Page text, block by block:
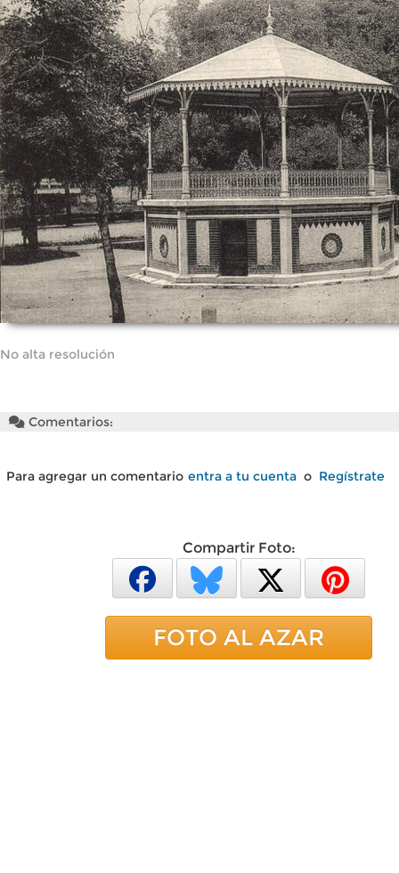
No alta resolución
Comentarios:
Para agregar un comentario entra a tu cuenta o Regístrate
Compartir Foto:
FOTO AL AZAR